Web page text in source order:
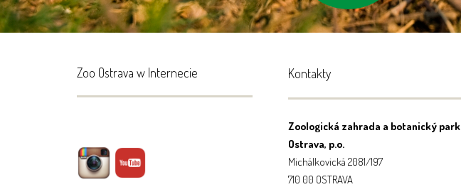
Zoo Ostrava w Internecie Kontakty
Zoologická zahrada a botanický park
Ostrava, p.o.
Michálkovická 2081/197
710 00 OSTRAVA